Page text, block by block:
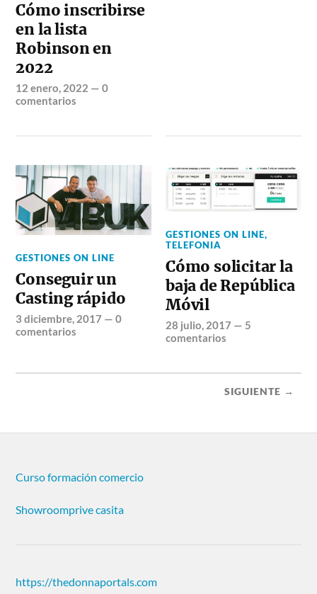
Cómo inscribirse
en la lista
Robinson en
2022
12 enero, 2022 —0
comentarios
GESTIONES ON LINE
Conseguir un
Casting rápido
3 diciembre, 2017 —0
comentarios
GESTIONES ON LINE,
TELEFONIA
Cómo solicitar la
baja de República
Móvil
28 julio, 2017 — 5
comentarios
SIGUIENTE →
Curso formación comercio
Showroomprive casita
https://thedonnaportals.com